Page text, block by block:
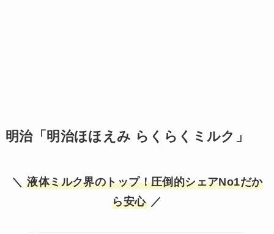
明治「明治ほほえみ らくらくミルク」
＼液体ミルク界のトップ！圧倒的シェアNo1だか
ら安心／